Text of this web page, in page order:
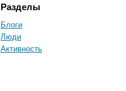
Разделы
Блоги
Люди
Активность